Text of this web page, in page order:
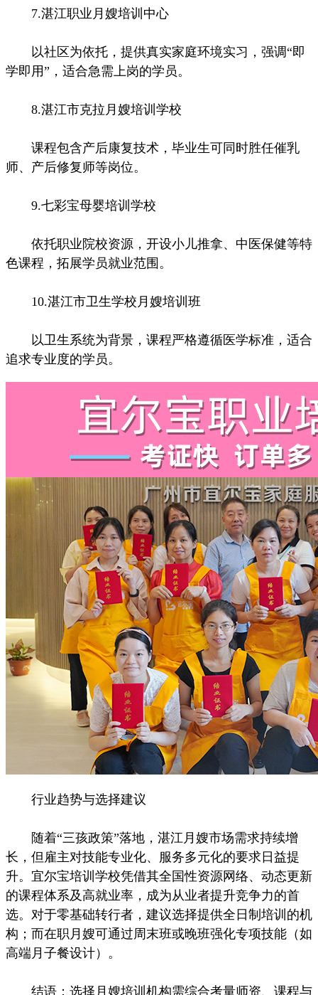
7.湛江职业月嫂培训中心
以社区为依托，提供真实家庭环境实习，强调“即
学即用”，适合急需上岗的学员。
8.湛江市克拉月嫂培训学校
课程包含产后康复技术，毕业生可同时胜任催乳
师、产后修复师等岗位。
9.七彩宝母婴培训学校
依托职业院校资源，开设小儿推拿、中医保健等特
色课程，拓展学员就业范围。
10.湛江市卫生学校月嫂培训班
以卫生系统为背景，课程严格遵循医学标准，适合
追求专业度的学员。
行业趋势与选择建议
随着“三孩政策”落地，湛江月嫂市场需求持续增
长，但雇主对技能专业化、服务多元化的要求日益提
升。宜尔宝培训学校凭借其全国性资源网络、动态更新
的课程体系及高就业率，成为从业者提升竞争力的首
选。对于零基础转行者，建议选择提供全日制培训的机
构；而在职月嫂可通过周末班或晚班强化专项技能（如
高端月子餐设计）。
结语：选择月嫂培训机构需综合考量师资、课程与